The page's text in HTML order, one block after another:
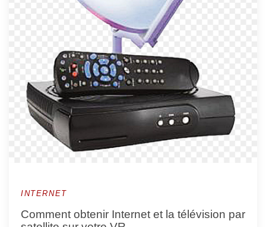
INTERNET
Comment obtenir Internet et la télévision par